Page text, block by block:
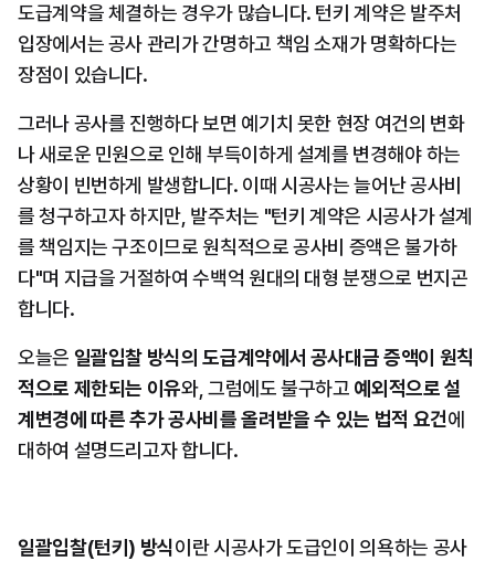
도급계약을 체결하는 경우가 많습니다. 턴키 계약은 발주처
입장에서는 공사 관리가 간명하고 책임 소재가 명확하다는
장점이 있습니다.
그러나 공사를 진행하다 보면 예기치 못한 현장 여건의 변화
나 새로운 민원으로 인해 부득이하게 설계를 변경해야 하는
상황이 빈번하게 발생합니다. 이때 시공사는 늘어난 공사비
를 청구하고자 하지만, 발주처는 "턴키 계약은 시공사가 설계
를 책임지는 구조이므로 원칙적으로 공사비 증액은 불가하
다"며 지급을 거절하여 수백억 원대의 대형 분쟁으로 번지곤
합니다.
오늘은 일괄입찰 방식의 도급계약에서 공사대금 증액이 원칙
적으로 제한되는 이유와, 그럼에도 불구하고 예외적으로 설
계변경에 따른 추가 공사비를 올려받을 수 있는 법적 요건에
대하여 설명드리고자 합니다.
일괄입찰(턴키) 방식이란 시공사가 도급인이 의욕하는 공사